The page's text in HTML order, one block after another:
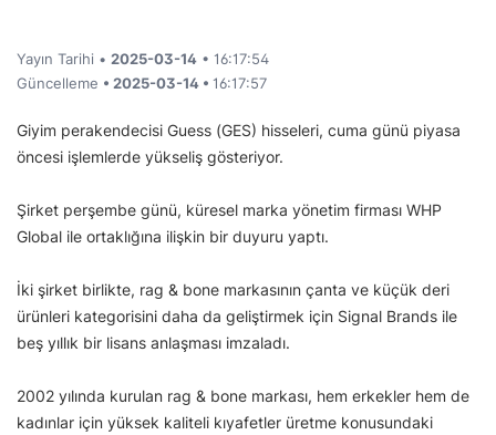
Yayın Tarihi • 2025-03-14 • 16:17:54
Güncelleme • 2025-03-14 • 16:17:57
Giyim perakendecisi Guess (GES) hisseleri, cuma günü piyasa
öncesi işlemlerde yükseliş gösteriyor.
Şirket perşembe günü, küresel marka yönetim firması WHP
Global ile ortaklığına ilişkin bir duyuru yaptı.
İki şirket birlikte, rag & bone markasının çanta ve küçük deri
ürünleri kategorisini daha da geliştirmek için Signal Brands ile
beş yıllık bir lisans anlaşması imzaladı.
2002 yılında kurulan rag & bone markası, hem erkekler hem de
kadınlar için yüksek kaliteli kıyafetler üretme konusundaki